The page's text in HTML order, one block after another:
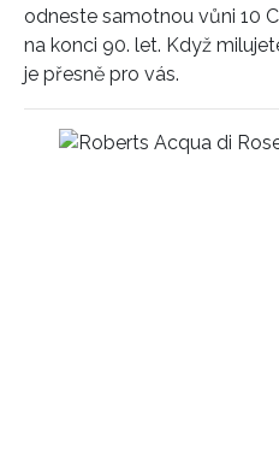
odneste samotnou vůni 10
na konci 90. let. Když
je přesně pro vás.